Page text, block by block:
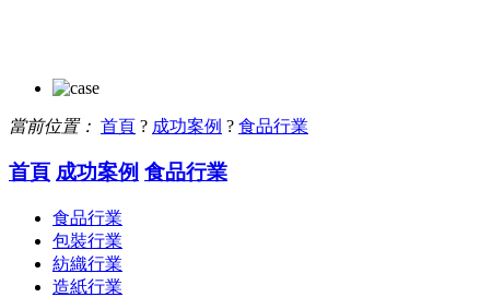
當前位置： 首頁 ? 成功案例 ? 食品行業
首頁 成功案例 食品行業
食品行業
包裝行業
紡織行業
造紙行業